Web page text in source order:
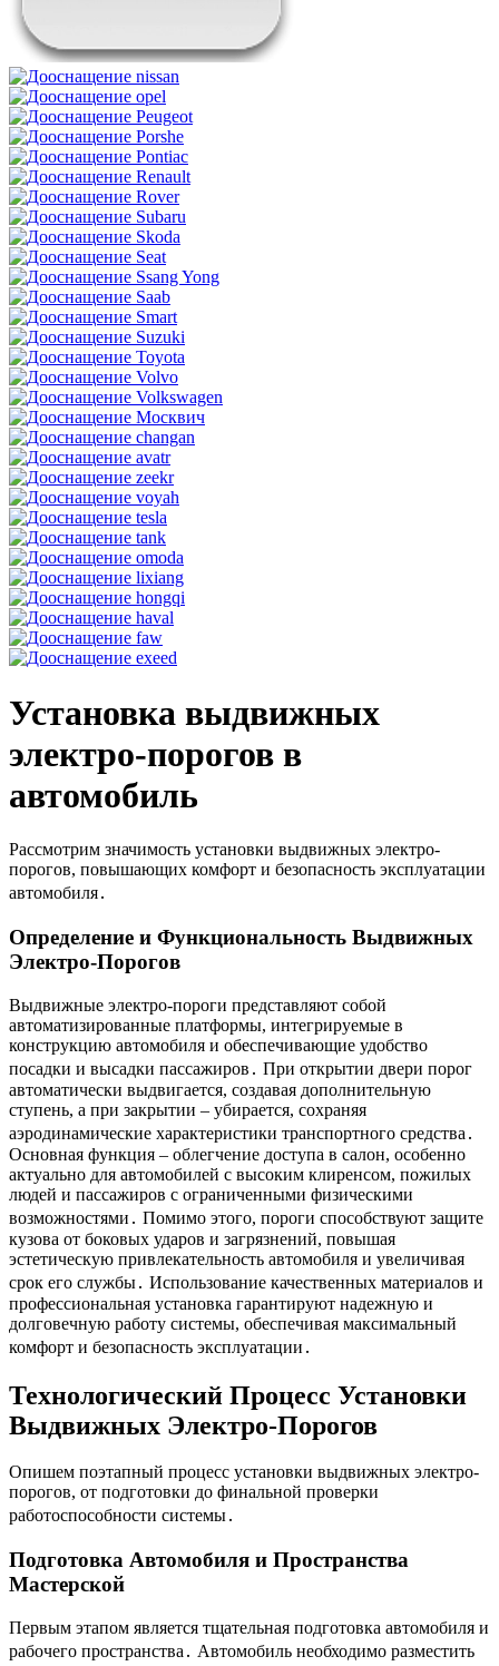
Установка выдвижных
электро-порогов в
автомобиль
Рассмотрим значимость установки выдвижных электро-
порогов, повышающих комфорт и безопасность эксплуатации
автомобиля․
Определение и Функциональность Выдвижных
Электро-Порогов
Выдвижные электро-пороги представляют собой
автоматизированные платформы, интегрируемые в
конструкцию автомобиля и обеспечивающие удобство
посадки и высадки пассажиров․ При открытии двери порог
автоматически выдвигается, создавая дополнительную
ступень, а при закрытии – убирается, сохраняя
аэродинамические характеристики транспортного средства․
Основная функция – облегчение доступа в салон, особенно
актуально для автомобилей с высоким клиренсом, пожилых
людей и пассажиров с ограниченными физическими
возможностями․ Помимо этого, пороги способствуют защите
кузова от боковых ударов и загрязнений, повышая
эстетическую привлекательность автомобиля и увеличивая
срок его службы․ Использование качественных материалов и
профессиональная установка гарантируют надежную и
долговечную работу системы, обеспечивая максимальный
комфорт и безопасность эксплуатации․
Технологический Процесс Установки
Выдвижных Электро-Порогов
Опишем поэтапный процесс установки выдвижных электро-
порогов, от подготовки до финальной проверки
работоспособности системы․
Подготовка Автомобиля и Пространства
Мастерской
Первым этапом является тщательная подготовка автомобиля и
рабочего пространства․ Автомобиль необходимо разместить